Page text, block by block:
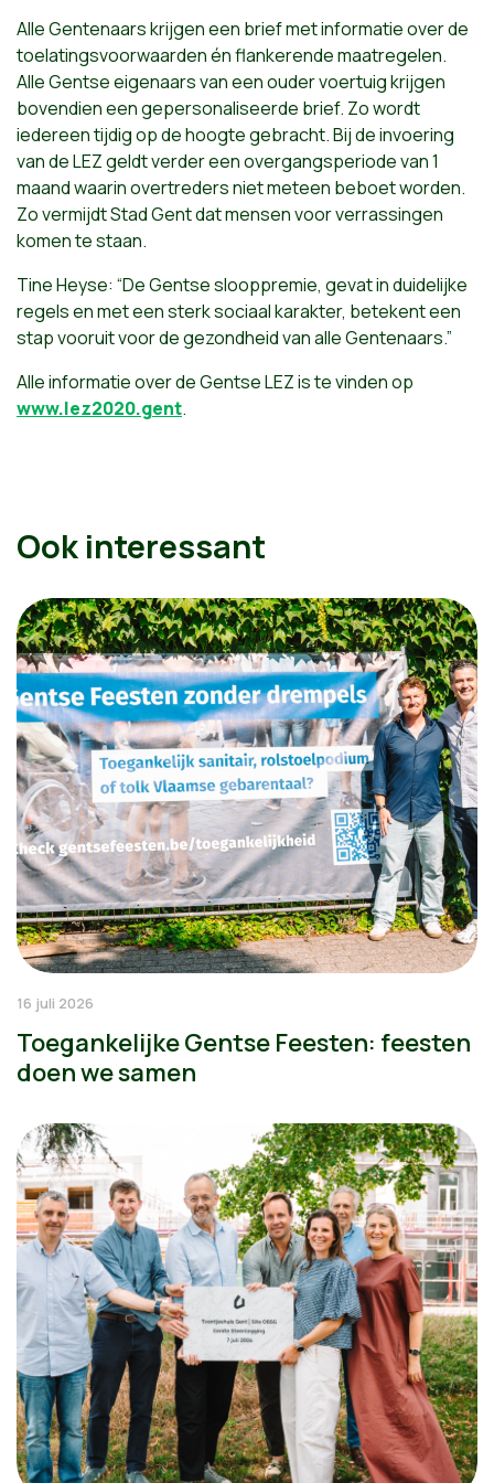
Alle Gentenaars krijgen een brief met informatie over de
toelatingsvoorwaarden én flankerende maatregelen.
Alle Gentse eigenaars van een ouder voertuig krijgen
bovendien een gepersonaliseerde brief. Zo wordt
iedereen tijdig op de hoogte gebracht. Bij de invoering
van de LEZ geldt verder een overgangsperiode van 1
maand waarin overtreders niet meteen beboet worden.
Zo vermijdt Stad Gent dat mensen voor verrassingen
komen te staan.
Tine Heyse: “De Gentse slooppremie, gevat in duidelijke
regels en met een sterk sociaal karakter, betekent een
stap vooruit voor de gezondheid van alle Gentenaars.”
Alle informatie over de Gentse LEZ is te vinden op
www.lez2020.gent.
Ook interessant
16 juli 2026
Toegankelijke Gentse Feesten: feesten
doen we samen